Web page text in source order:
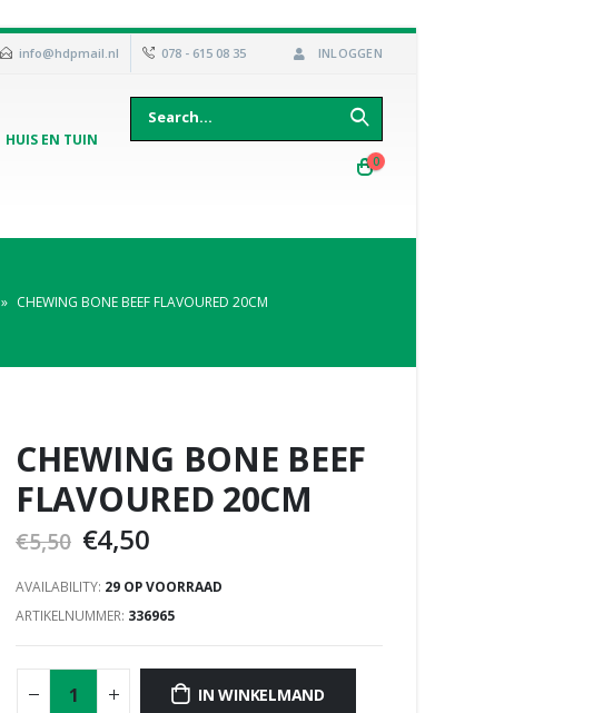
info@hdpmail.nl 078 - 615 08 35 INLOGGEN
HUIS EN TUIN
0
» CHEWING BONE BEEF FLAVOURED 20CM
CHEWING BONE BEEF
FLAVOURED 20CM
€5,50 €4,50
AVAILABILITY: 29 OP VOORRAAD
ARTIKELNUMMER: 336965
IN WINKELMAND